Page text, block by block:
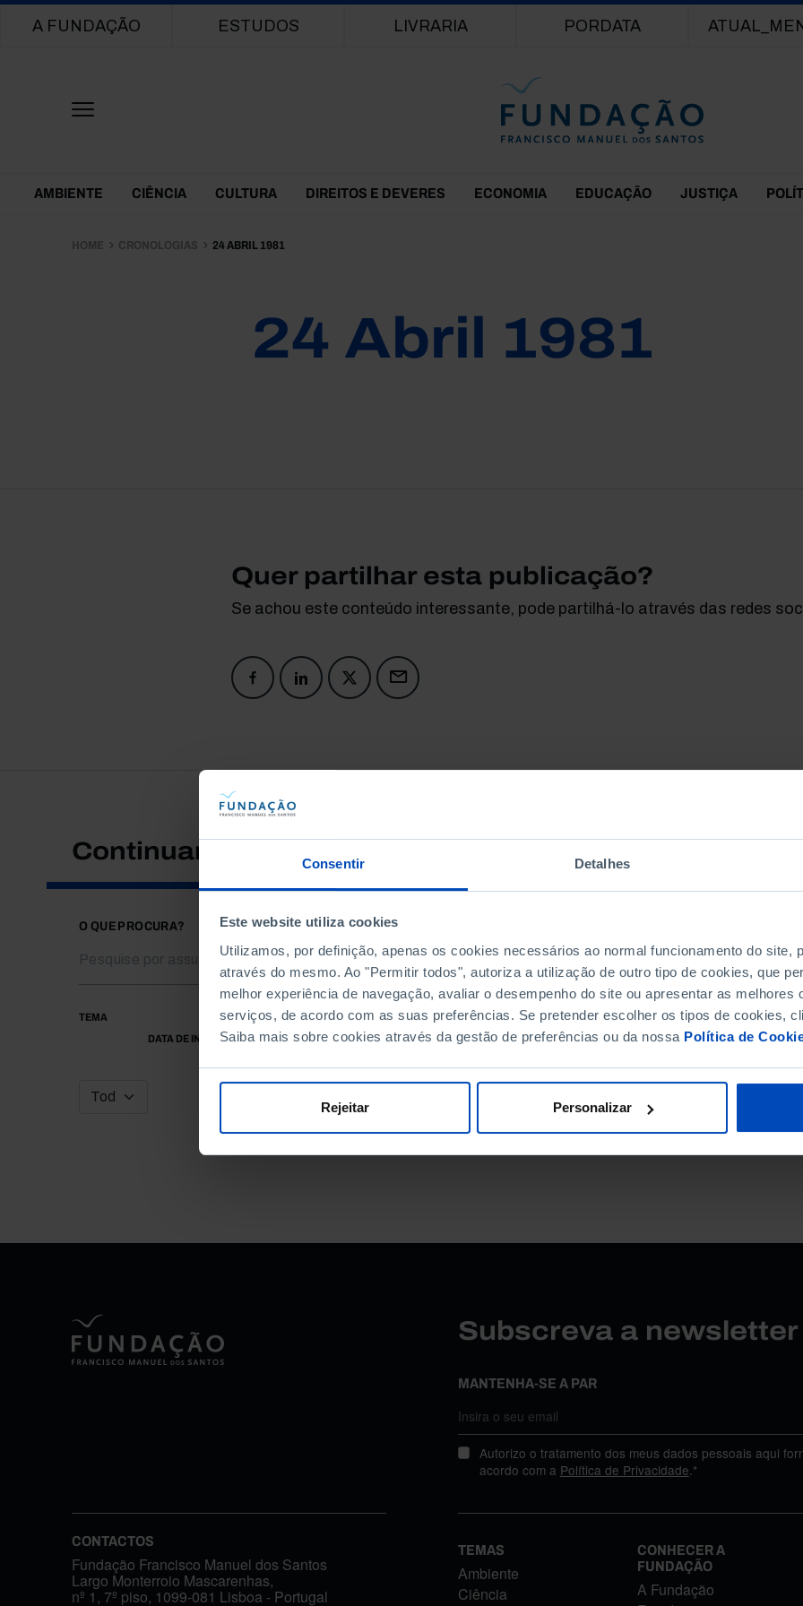
Consentir Detalhes
Este website utiliza cookies
Utilizamos, por definição, apenas os cookies necessários ao normal funcionamento do site,
através do mesmo. Ao "Permitir todos", autoriza a utilização de outro tipo de cookies, que
melhor experiência de navegação, avaliar o desempenho do site ou apresentar as melhores
serviços, de acordo com as suas preferências. Se pretender escolher os tipos de cookies,
Saiba mais sobre cookies através da gestão de preferências ou da nossa Política de
Rejeitar Personalizar
Main navigation
A FUNDAÇÃO ESTUDOS LIVRARIA PORDATA
Themes Menu
AMBIENTE CIÊNCIA CULTURA DIREITOS E DEVERES ECONOMIA EDUCAÇÃO JUSTIÇA
HOME CRONOLOGIAS 24 ABRIL 1981
24 Abril 1981
Quer partilhar esta publicação?
Se achou este conteúdo interessante, pode partilhá-lo através das redes
Continuar a pesquisar
O QUE PROCURA?
TEMA
DATA DE INÍCIO
DATA DE FIM
Subscreva a
MANTENHA-SE A PAR
Autorizo o tratamento dos meus dados pessoais aqui
acordo com a Política de Privacidade.*
CONTACTOS
Fundação Francisco Manuel dos Santos
Largo Monterroio Mascarenhas,
nº 1, 7º piso, 1099-081 Lisboa - Portugal
TEMAS
Ambiente
Ciência
CONHECER A
FUNDAÇÃO
A Fundação